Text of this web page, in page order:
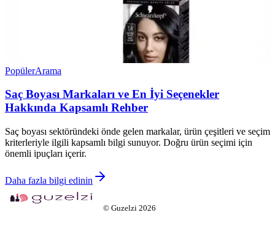
PopülerArama
Saç Boyası Markaları ve En İyi Seçenekler
Hakkında Kapsamlı Rehber
Saç boyası sektöründeki önde gelen markalar, ürün çeşitleri ve seçim
kriterleriyle ilgili kapsamlı bilgi sunuyor. Doğru ürün seçimi için
önemli ipuçları içerir.
Daha fazla bilgi edinin
© Guzelzi 2026